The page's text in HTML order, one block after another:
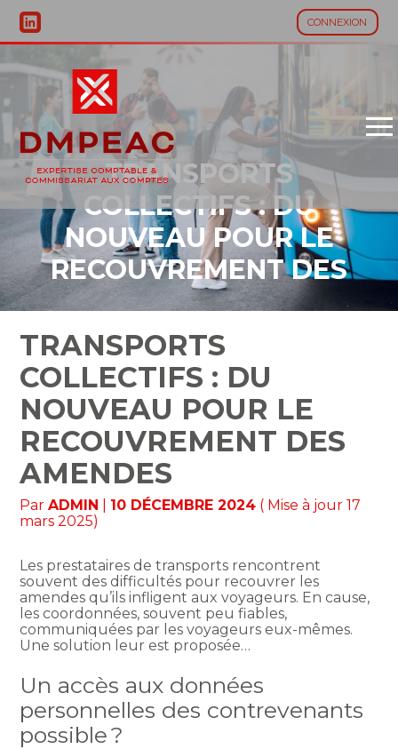
CONNEXION
Aller
contenu
TRANSPORTS
COLLECTIFS : DU
NOUVEAU POUR LE
RECOUVREMENT DES
AMENDES
TRANSPORTS
COLLECTIFS : DU
NOUVEAU POUR LE
RECOUVREMENT DES
AMENDES
ParADMIN 10 DÉCEMBRE 2024 ( Mise à jour 17
mars 2025)
Les prestataires de transports rencontrent
souvent des difficultés pour recouvrer les
amendes qu’ils infligent aux voyageurs. En cause,
les coordonnées, souvent peu fiables,
communiquées par les voyageurs eux-mêmes.
Une solution leur est proposée…
Un accès aux données
personnelles des contrevenants
possible ?